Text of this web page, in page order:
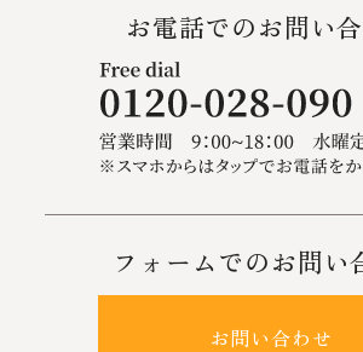
お電話でのお問い
フォームでのお問い
お問い合わせ